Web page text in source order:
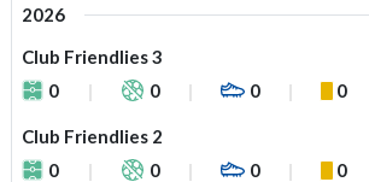
2026
Club Friendlies 3
0
0 0 0
Club Friendlies 2
0
0 0 0